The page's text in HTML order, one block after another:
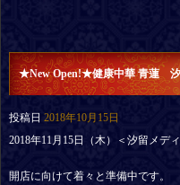
★New Open!★健康中華 青蓮 汐
投稿日 2018年10月15日
2018年11月15日（木）＜汐留メデ
開店に向けて着々と準備中です。